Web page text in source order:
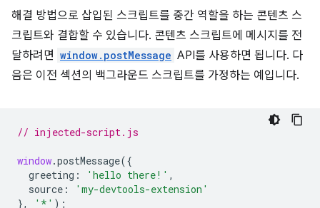
해결 방법으로 삽입된 스크립트를 중간 역할을 하는 콘텐츠 스
크립트와 결합할 수 있습니다. 콘텐츠 스크립트에 메시지를 전
달하려면 window.postMessage API를 사용하면 됩니다. 다
음은 이전 섹션의 백그라운드 스크립트를 가정하는 예입니다.
// injected-script.js
window.postMessage({
greeting : 'hello there!' ,
source :
'my-devtools-extension'
},
'*' );